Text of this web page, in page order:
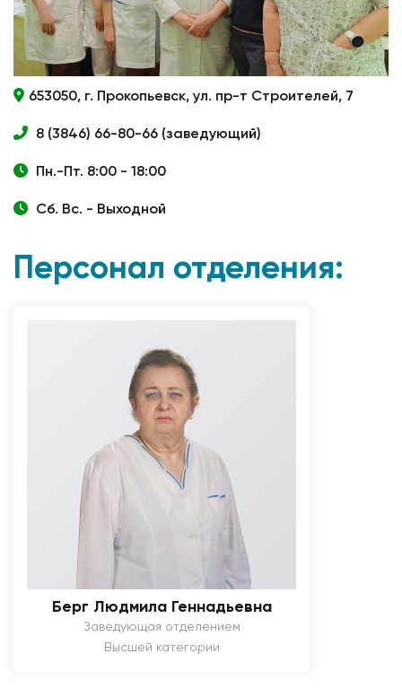
653050, г. Прокопьевск, ул. пр-т Строителей, 7
8 (3846) 66-80-66 (заведующий)
Пн.-Пт. 8:00 - 18:00
Сб. Вс. - Выходной
Персонал отделения:
Берг Людмила Геннадьевна
Заведующая отделением
Высшей категории